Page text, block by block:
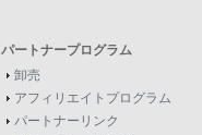
パートナープログラム
卸売
アフィリエイトプログラム
パートナーリンク